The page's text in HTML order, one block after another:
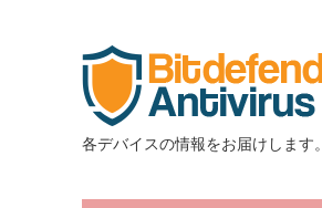
各デバイスの情報をお届けします。